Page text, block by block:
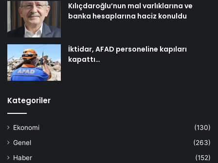
Kılıçdaroğlu’nun mal varlıklarına ve
banka hesaplarına haciz konuldu
İktidar, AFAD personeline kapıları
kapattı…
Kategoriler
Ekonomi
(130)
Genel
(263)
Haber
(152)